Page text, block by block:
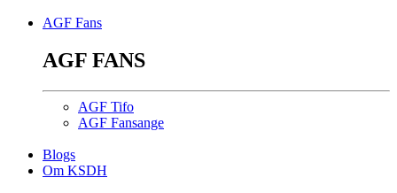
AGF Fans
AGF FANS
AGF Tifo
AGF Fansange
Blogs
Om KSDH